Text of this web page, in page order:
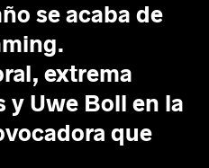
se acaba de
extrema
y Uwe Boll en la
que